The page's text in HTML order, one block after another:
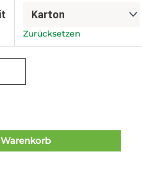
Zurücksetzen